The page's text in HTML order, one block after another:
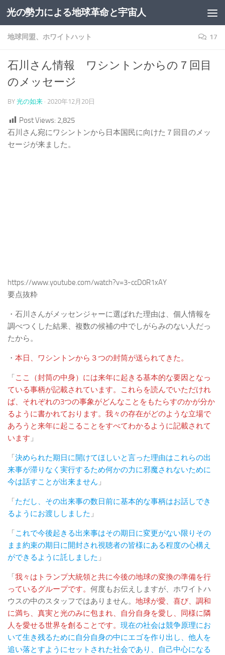
コンテンツへスキップ
光の勢力による地球革命と宇宙人
地球同盟、ホワイトハット 17
石川さん情報 ワシントンからの７回目
のメッセージ
BY 光の如来 · 2020年12月20日
Post Views: 2,825
石川さん宛にワシントンから日本国民に向けた７回目のメッ
セージが来ました。
https://www.youtube.com/watch?v=3-ccD0R1xAY
要点抜粋
・石川さんがメッセンジャーに選ばれた理由は、個人情報を
調べつくした結果、複数の候補の中でしがらみのない人だっ
たから。
・ 本日、ワシントンから３つの封筒が送られてきた。
「ここ（封筒の中身）には来年に起きる基本的な要因となっ
ている事柄が記載されています。これらを読んでいただけれ
ば、それぞれの3つの事象がどんなことをもたらすのかが分か
るように書かれております。我々の存在がどのような立場で
あろうと来年に起こることをすべてわかるように記載されて
います 」
「決められた期日に開けてほしいと言った理由はこれらの出
来事が滞りなく実行するため何かの力に邪魔されないために
今は話すことが出来ません 」
「ただし、その出来事の数日前に基本的な事柄はお話しでき
るようにお渡ししました 」
「これで今後起きる出来事はその期日に変更がない限りその
まま約束の期日に開封され視聴者の皆様にある程度の心構え
ができるように託しました 」
「我々はトランプ大統領と共に今後の地球の変換の準備を行
っているグループです。 何度もお伝えしますが、ホワイトハ
ウスの中のスタッフではありません。 地球が愛、喜び、調和
に満ち、真実と光のみに包まれ、自分自身を愛し、同様に隣
人を愛せる世界を創ることです。 現在の社会は競争原理にお
いて生き残るために自分自身の中にエゴを作り出し、他人を
追い落とすようにセットされた社会であり、自己中心になる